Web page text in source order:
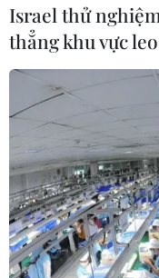
Israel thử
thẳng khu vực